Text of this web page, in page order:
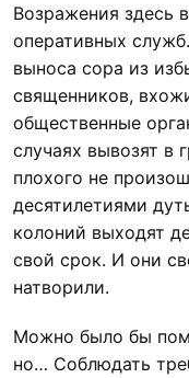
Возражения здесь
оперативных
выноса сора из
священников,
общественные
случаях вывозят в
плохого не
десятилетиями
колоний выходят
свой срок. И они
натворили.
Можно было бы
но… Соблюдать